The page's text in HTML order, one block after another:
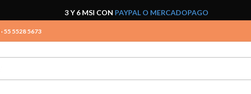
3 Y 6 MSI CON PAYPAL O MERCADOPAGO
55 5528 5673